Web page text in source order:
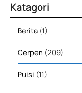
Katagori
Berita (1)
Cerpen (209)
Puisi (11)